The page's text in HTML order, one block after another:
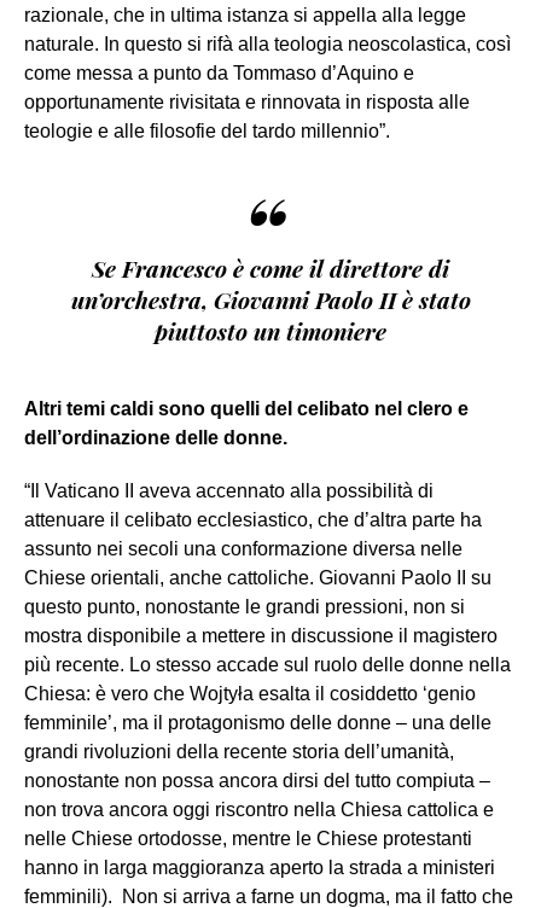
razionale, che in ultima istanza si appella alla legge
naturale. In questo si rifà alla teologia neoscolastica, così
come messa a punto da Tommaso d’Aquino e
opportunamente rivisitata e rinnovata in risposta alle
teologie e alle filosofie del tardo millennio”.
“
Se Francesco è come il direttore di
un’orchestra, Giovanni Paolo II è stato
piuttosto un timoniere
Altri temi caldi sono quelli del celibato nel clero e
dell’ordinazione delle donne.
“Il Vaticano II aveva accennato alla possibilità di
attenuare il celibato ecclesiastico, che d’altra parte ha
assunto nei secoli una conformazione diversa nelle
Chiese orientali, anche cattoliche. Giovanni Paolo II su
questo punto, nonostante le grandi pressioni, non si
mostra disponibile a mettere in discussione il magistero
più recente. Lo stesso accade sul ruolo delle donne nella
Chiesa: è vero che Wojtyła esalta il cosiddetto ‘genio
femminile’, ma il protagonismo delle donne – una delle
grandi rivoluzioni della recente storia dell’umanità,
nonostante non possa ancora dirsi del tutto compiuta –
non trova ancora oggi riscontro nella Chiesa cattolica e
nelle Chiese ortodosse, mentre le Chiese protestanti
hanno in larga maggioranza aperto la strada a ministeri
femminili). Non si arriva a farne un dogma, ma il fatto che